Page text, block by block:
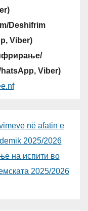
Deshifrim
Viber)
Viber)
në afatin e
2025/2026
на испити во
2025/2026